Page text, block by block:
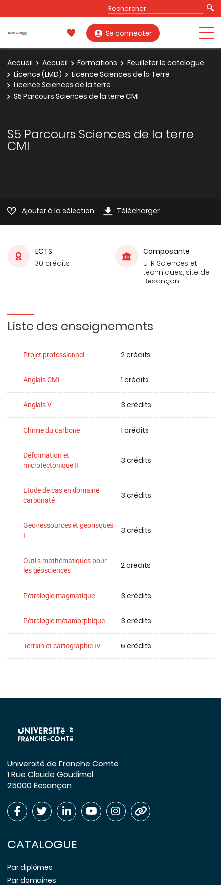
Se connecter
Accueil Accueil Formations
Feuilleter le catalogue
Licence (LMD)
Licence Sciences de la Terre
Licence Sciences de la terre
S5 Parcours Sciences de la terre CMI
S5 Parcours Sciences de la terre
CMI
Ajouter à la sélection Télécharger
ECTS
30 crédits
Composante
UFR Sciences et
techniques, site de
Besançon
Liste des enseignements
Projet professionnel 2 crédits
Anglais CMI 1 crédits
Anglais V 3 crédits
Chimie du carbone 1 crédits
Déformation et
microtectonique II
3 crédits
Etude de cas en domaine
carbonaté
3 crédits
Géo-ressources et géorisques
I
3 crédits
Outils mathématiques pour
les géosciences
2 crédits
Pétrologie magmatique 3 crédits
Pétrologie métamorphique 3 crédits
Terrain et cartographie IV 6 crédits
Université de Franche Comte
1 Rue Claude Goudimel
25000 Besançon
CATALOGUE
Par diplômes
Par domaines